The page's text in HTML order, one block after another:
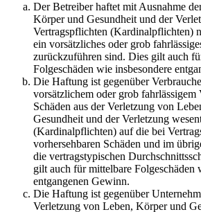
Der Betreiber haftet mit Ausnahme
Körper und Gesundheit und der
Vertragspflichten (Kardinalpflichten)
ein vorsätzliches oder grob
zurückzuführen sind. Dies gilt auch
Folgeschäden wie insbesondere
Die Haftung ist gegenüber
vorsätzlichem oder grob fahrlässigem
Schäden aus der Verletzung von
Gesundheit und der Verletzung
(Kardinalpflichten) auf die bei
vorhersehbaren Schäden und im
die vertragstypischen
gilt auch für mittelbare Folgeschäden
entgangenen Gewinn.
Die Haftung ist gegenüber
Verletzung von Leben, Körper und